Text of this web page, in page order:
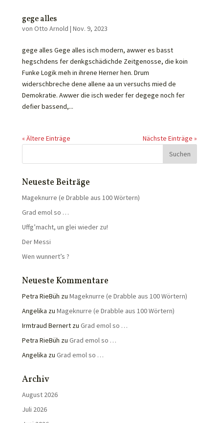
gege alles
von Otto Arnold | Nov. 9, 2023
gege alles Gege alles isch modern, awwer es basst
hegschdens fer denkgschädichde Zeitgenosse, die koin
Funke Logik meh in ihrene Herner hen. Drum
widerschbreche dene allene aa un versuchs mied de
Demokratie. Awwer die isch weder fer degege noch fer
defier bassend,...
« Ältere Einträge Nächste Einträge »
Neueste Beiträge
Mageknurre (e Drabble aus 100 Wörtern)
Grad emol so …
Uffg’macht, un glei wieder zu!
Der Messi
Wen wunnert’s ?
Neueste Kommentare
Petra RieBüh zu Mageknurre (e Drabble aus 100 Wörtern)
Angelika zu Mageknurre (e Drabble aus 100 Wörtern)
Irmtraud Bernertzu Grad emol so …
Petra RieBüh zu Grad emol so …
Angelika zu Grad emol so …
Archiv
August 2026
Juli 2026